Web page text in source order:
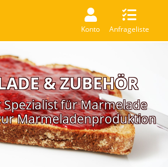
Konto Anfrageliste
& ZUBEHÖR
Spezialist für Marmelade
Marmeladenproduktion